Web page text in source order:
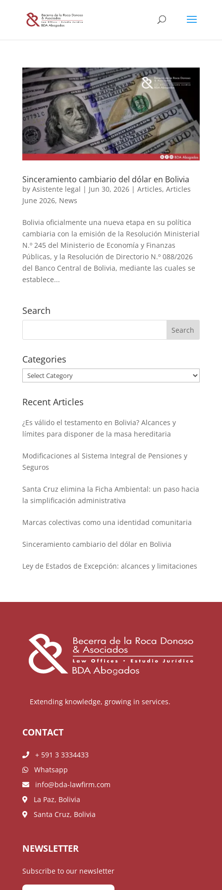
Sinceramiento cambiario del dólar en Bolivia
by Asistente legal | Jun 30, 2026| Articles, Articles
June 2026, News
Bolivia oficialmente una nueva etapa en su política
cambiaria con la emisión de la Resolución Ministerial
N.º 245 del Ministerio de Economía y Finanzas
Públicas, y la Resolución de Directorio N.º 088/2026
del Banco Central de Bolivia, mediante las cuales se
establece...
Search
Categories
Categories
Recent Articles
¿Es válido el testamento en Bolivia? Alcances y
límites para disponer de la masa hereditaria
Modificaciones al Sistema Integral de Pensiones y
Seguros
Santa Cruz elimina la Ficha Ambiental: un paso hacia
la simplificación administrativa
Marcas colectivas como una identidad comunitaria
Sinceramiento cambiario del dólar en Bolivia
Ley de Estados de Excepción: alcances y limitaciones
Extending knowledge, growing in services.
CONTACT
+ 591 3 3334433
Whatsapp
info@bda-lawfirm.com
La Paz, Bolivia
Santa Cruz, Bolivia
NEWSLETTER
Subscribe to our newsletter